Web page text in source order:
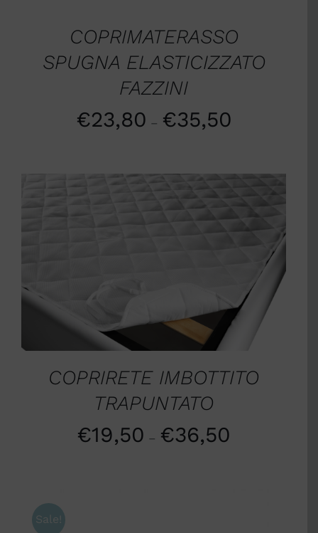
COPRIMATERASSO
SPUGNA ELASTICIZZATO
FAZZINI
€23,80 – €35,50
COPRIRETE IMBOTTITO
TRAPUNTATO
€19,50 – €36,50
Sale!